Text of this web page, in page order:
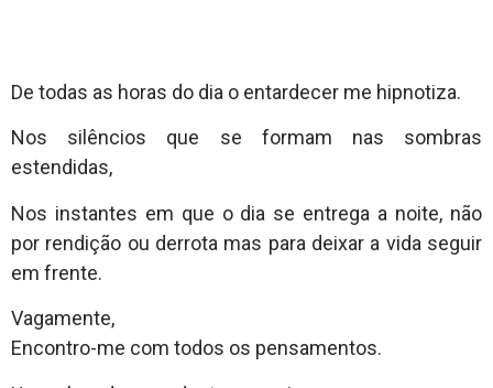
De todas as horas do dia o entardecer me hipnotiza.
Nos silêncios que se formam nas sombras
estendidas,
Nos instantes em que o dia se entrega a noite, não
por rendição ou derrota mas para deixar a vida seguir
em frente.
Vagamente,
Encontro-me com todos os pensamentos.